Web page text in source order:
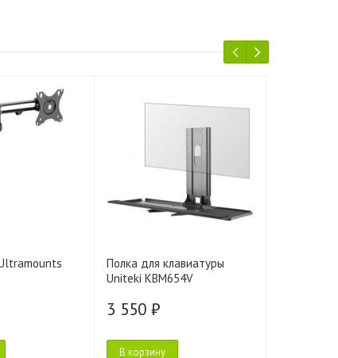
Полка для клавиатуры
Uniteki KBM654V
3 550 ₽
В корзину